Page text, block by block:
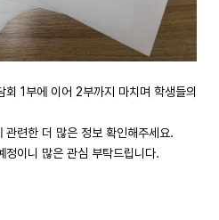
1부에 이어 2부까지 마치며 학생들의
관련한 더 많은 정보 확인해주세요.
정이니 많은 관심 부탁드립니다.